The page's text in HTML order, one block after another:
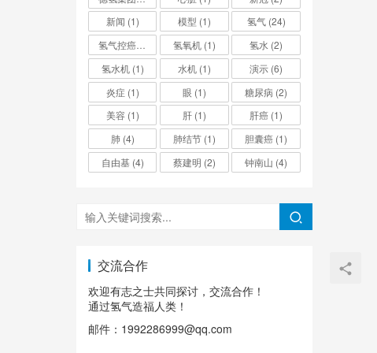
新闻 (1) 模型 (1) 氢气(24)
氢氧机(1) 氢水 (2)
氢水机(1) 水机(1) 演示 (6)
炎症 (1) 眼 (1) 糖尿病 (2)
美容 (1) 肝(1) 肝癌 (1)
肺(4) 肺结节(1) 胆囊癌 (1)
自由基 (4) 蔡建明 (2) 钟南山 (4)
交流合作
欢迎有志之士共同探讨，交流合作！
通过氢气造福人类！
邮件：1992286999@qq.com